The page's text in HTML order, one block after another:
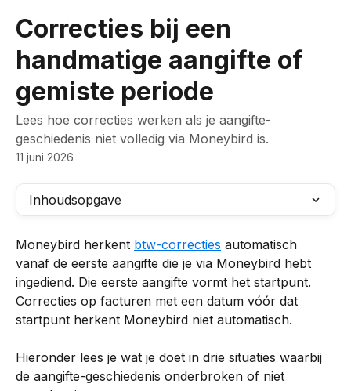
Correcties bij een
handmatige aangifte of
gemiste periode
Lees hoe correcties werken als je aangifte-
geschiedenis niet volledig via Moneybird is.
11 juni 2026
Inhoudsopgave
Moneybird herkent btw-correcties automatisch
vanaf de eerste aangifte die je via Moneybird hebt
ingediend. Die eerste aangifte vormt het startpunt.
Correcties op facturen met een datum vóór dat
startpunt herkent Moneybird niet automatisch.
Hieronder lees je wat je doet in drie situaties waarbij
de aangifte-geschiedenis onderbroken of niet